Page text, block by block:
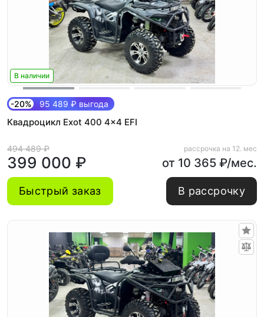
В наличии
-20% 95 489 ₽ выгода
Квадроцикл Exot 400 4x4 EFI
494 489 ₽
399 000 ₽
рассрочка на 12. мес
от 10 365 ₽/мес.
Быстрый заказ В рассрочку